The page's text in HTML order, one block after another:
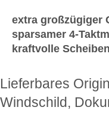
extra großzügiger
sparsamer 4-
kraftvolle
Lieferbares
Windschild,